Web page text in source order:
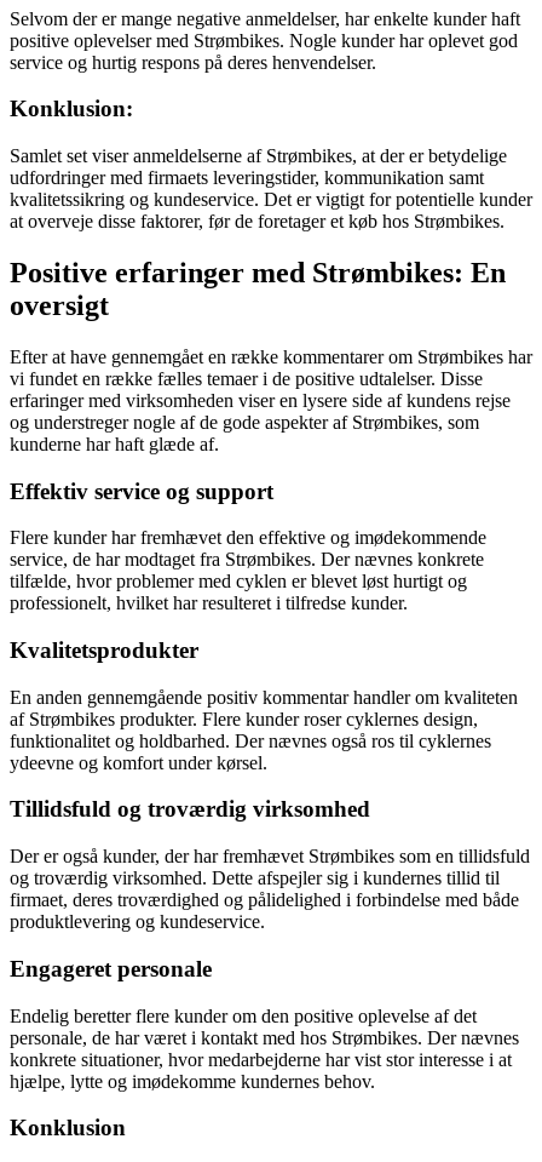
Selvom der er mange negative anmeldelser, har enkelte kunder haft
positive oplevelser med Strømbikes. Nogle kunder har oplevet god
service og hurtig respons på deres henvendelser.
Konklusion:
Samlet set viser anmeldelserne af Strømbikes, at der er betydelige
udfordringer med firmaets leveringstider, kommunikation samt
kvalitetssikring og kundeservice. Det er vigtigt for potentielle kunder
at overveje disse faktorer, før de foretager et køb hos Strømbikes.
Positive erfaringer med Strømbikes: En
oversigt
Efter at have gennemgået en række kommentarer om Strømbikes har
vi fundet en række fælles temaer i de positive udtalelser. Disse
erfaringer med virksomheden viser en lysere side af kundens rejse
og understreger nogle af de gode aspekter af Strømbikes, som
kunderne har haft glæde af.
Effektiv service og support
Flere kunder har fremhævet den effektive og imødekommende
service, de har modtaget fra Strømbikes. Der nævnes konkrete
tilfælde, hvor problemer med cyklen er blevet løst hurtigt og
professionelt, hvilket har resulteret i tilfredse kunder.
Kvalitetsprodukter
En anden gennemgående positiv kommentar handler om kvaliteten
af Strømbikes produkter. Flere kunder roser cyklernes design,
funktionalitet og holdbarhed. Der nævnes også ros til cyklernes
ydeevne og komfort under kørsel.
Tillidsfuld og troværdig virksomhed
Der er også kunder, der har fremhævet Strømbikes som en tillidsfuld
og troværdig virksomhed. Dette afspejler sig i kundernes tillid til
firmaet, deres troværdighed og pålidelighed i forbindelse med både
produktlevering og kundeservice.
Engageret personale
Endelig beretter flere kunder om den positive oplevelse af det
personale, de har været i kontakt med hos Strømbikes. Der nævnes
konkrete situationer, hvor medarbejderne har vist stor interesse i at
hjælpe, lytte og imødekomme kundernes behov.
Konklusion